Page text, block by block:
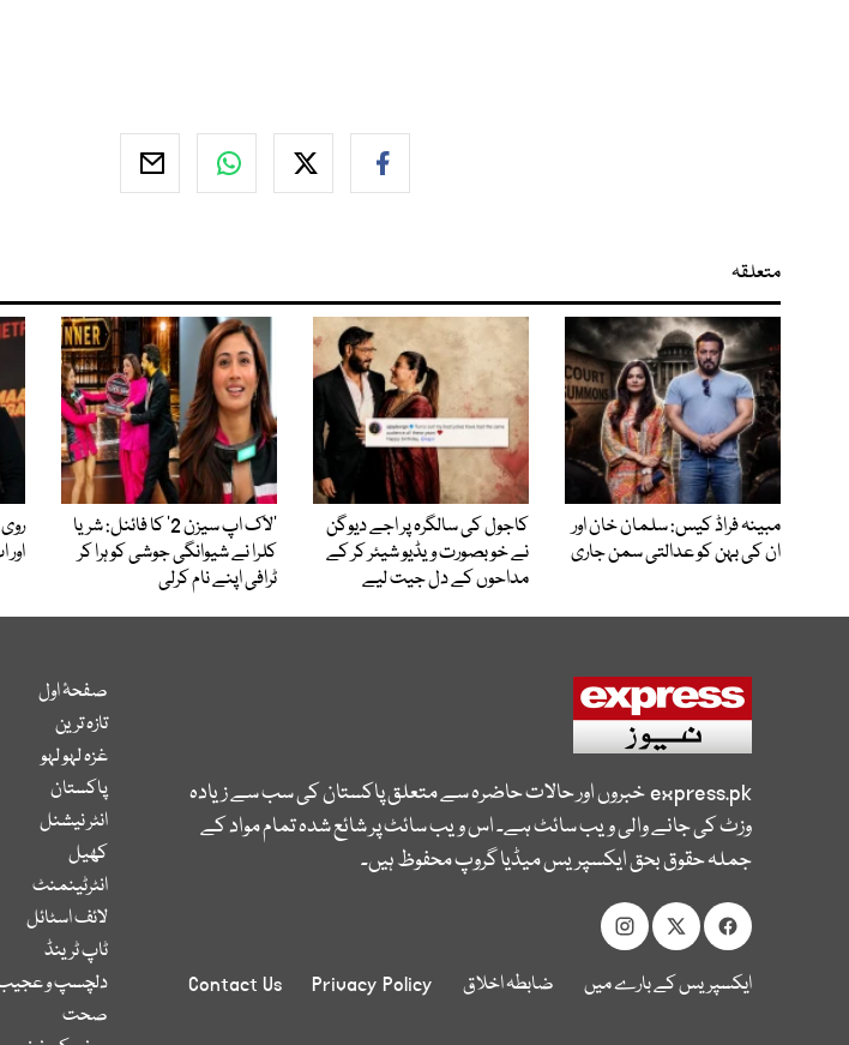
متعلقہ
مبینہ فراڈ کیس: سلمان خان اور
ان کی بہن کو عدالتی سمن جاری
کاجول کی سالگرہ پر اجے دیوگن
نے خوبصورت ویڈیو شیئر کر کے
مداحوں کے دل جیت لیے
’لاک اپ سیزن 2‘ کا فائنل: شریا
کلرا نے شیوانگی جوشی کو ہرا کر
ٹرافی اپنے نام کرلی
express.pkخبروں اور حالات حاضرہ سے متعلق پاکستان کی سب سے زیادہ
وزٹ کی جانے والی ویب سائٹ ہے۔ اس ویب سائٹ پر شائع شدہ تمام مواد کے
جملہ حقوق بحق ایکسپریس میڈیا گروپ محفوظ ہیں۔
ایکسپریس کے بارے میں ضابطہ اخلاق Privacy Policy
Contact Us
صفحۂ اول
تازہ ترین
غزہ لہو لہو
پاکستان
انٹر نیشنل
کھیل
انٹرٹینمنٹ
لائف اسٹائل
ٹاپ ٹرینڈ
دلچسپ و
صحت